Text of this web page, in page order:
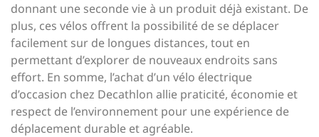
donnant une seconde vie à un produit déjà existant. De
plus, ces vélos offrent la possibilité de se déplacer
facilement sur de longues distances, tout en
permettant d’explorer de nouveaux endroits sans
effort. En somme, l’achat d’un vélo électrique
d’occasion chez Decathlon allie praticité, économie et
respect de l’environnement pour une expérience de
déplacement durable et agréable.